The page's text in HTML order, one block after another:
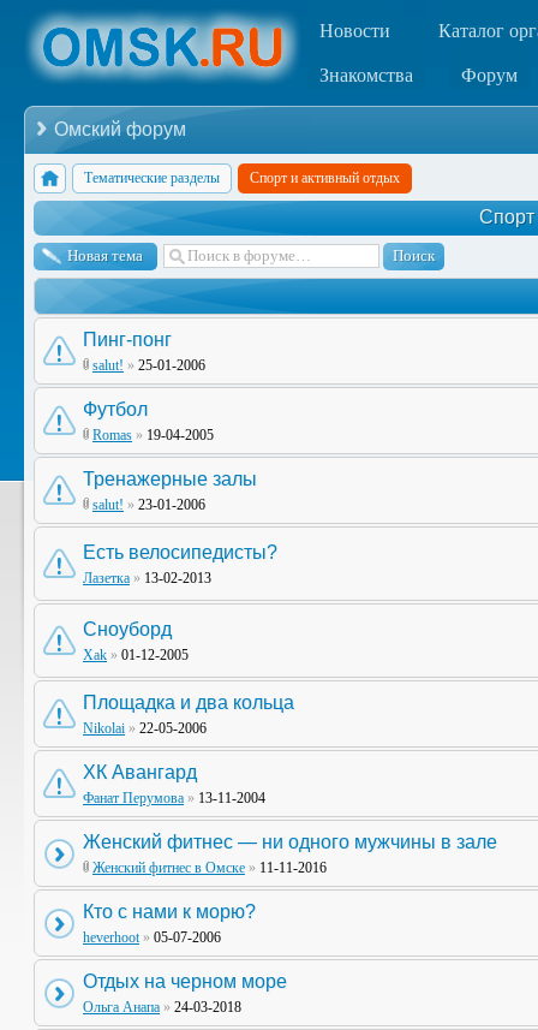
Новости Каталог
Знакомства Форум
Омский форум
Тематические разделы Спорт и активный отдых
Спорт
Новая тема
Пинг-понг
salut! » 25-01-2006
Футбол
Romas » 19-04-2005
Тренажерные залы
salut! » 23-01-2006
Есть велосипедисты?
Лазетка » 13-02-2013
Сноуборд
Xak » 01-12-2005
Площадка и два кольца
Nikolai » 22-05-2006
ХК Авангард
Фанат Перумова » 13-11-2004
Женский фитнес — ни одного мужчины в зале
Женский фитнес в Омске » 11-11-2016
Кто с нами к морю?
heverhoot » 05-07-2006
Отдых на черном море
Ольга Анапа » 24-03-2018